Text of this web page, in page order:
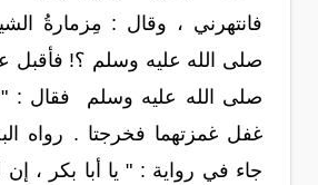
فانتهرني ، وقال : مِزمارةُ
صلى الله عليه وسلم ؟! فأقبل
صلى الله عليه وسلم فقال : "
غفل غمزتهما فخرجتا . رواه
جاء في رواية : " يا أبا بكر ،